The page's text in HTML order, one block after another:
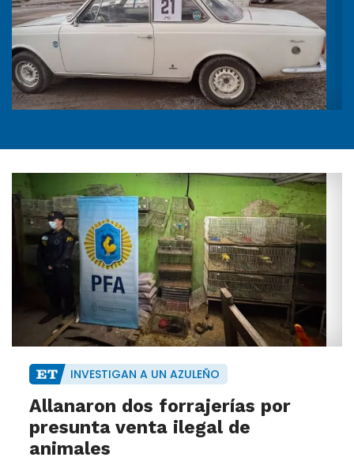
INVESTIGAN A UN AZULEÑO
Allanaron dos forrajerías por
presunta venta ilegal de
animales